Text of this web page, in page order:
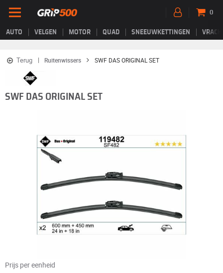
AUTO VELGEN MOTOR QUAD SNEEUWKETTINGEN
0
Terug Ruitenwissers SWF DAS ORIGINAL SET
SWF DAS ORIGINAL SET
Prijs per eenheid